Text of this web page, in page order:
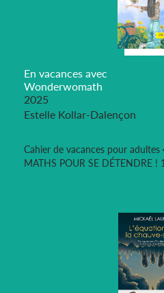
En vacances avec
Wonderwomath
2025
Estelle Kollar-Dalençon
Cahier de vacances pour adultes
MATHS POUR SE DÉTENDRE !